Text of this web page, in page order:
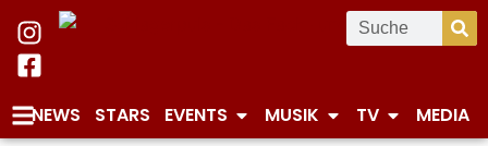
NEWS STARS EVENTS MUSIK TV MEDIA